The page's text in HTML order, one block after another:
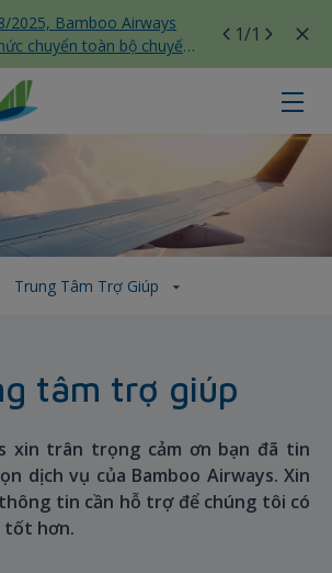
2025, Bamboo Airways
chuyển toàn bộ chuyến
địa sang nhà ga T3 Tân
1/1
giúp - Bamboo
Trung Tâm Trợ Giúp
tâm trợ giúp
xin trân trọng cảm ơn bạn đã tin
dịch vụ của Bamboo Airways. Xin
tin cần hỗ trợ để chúng tôi có
tốt hơn.